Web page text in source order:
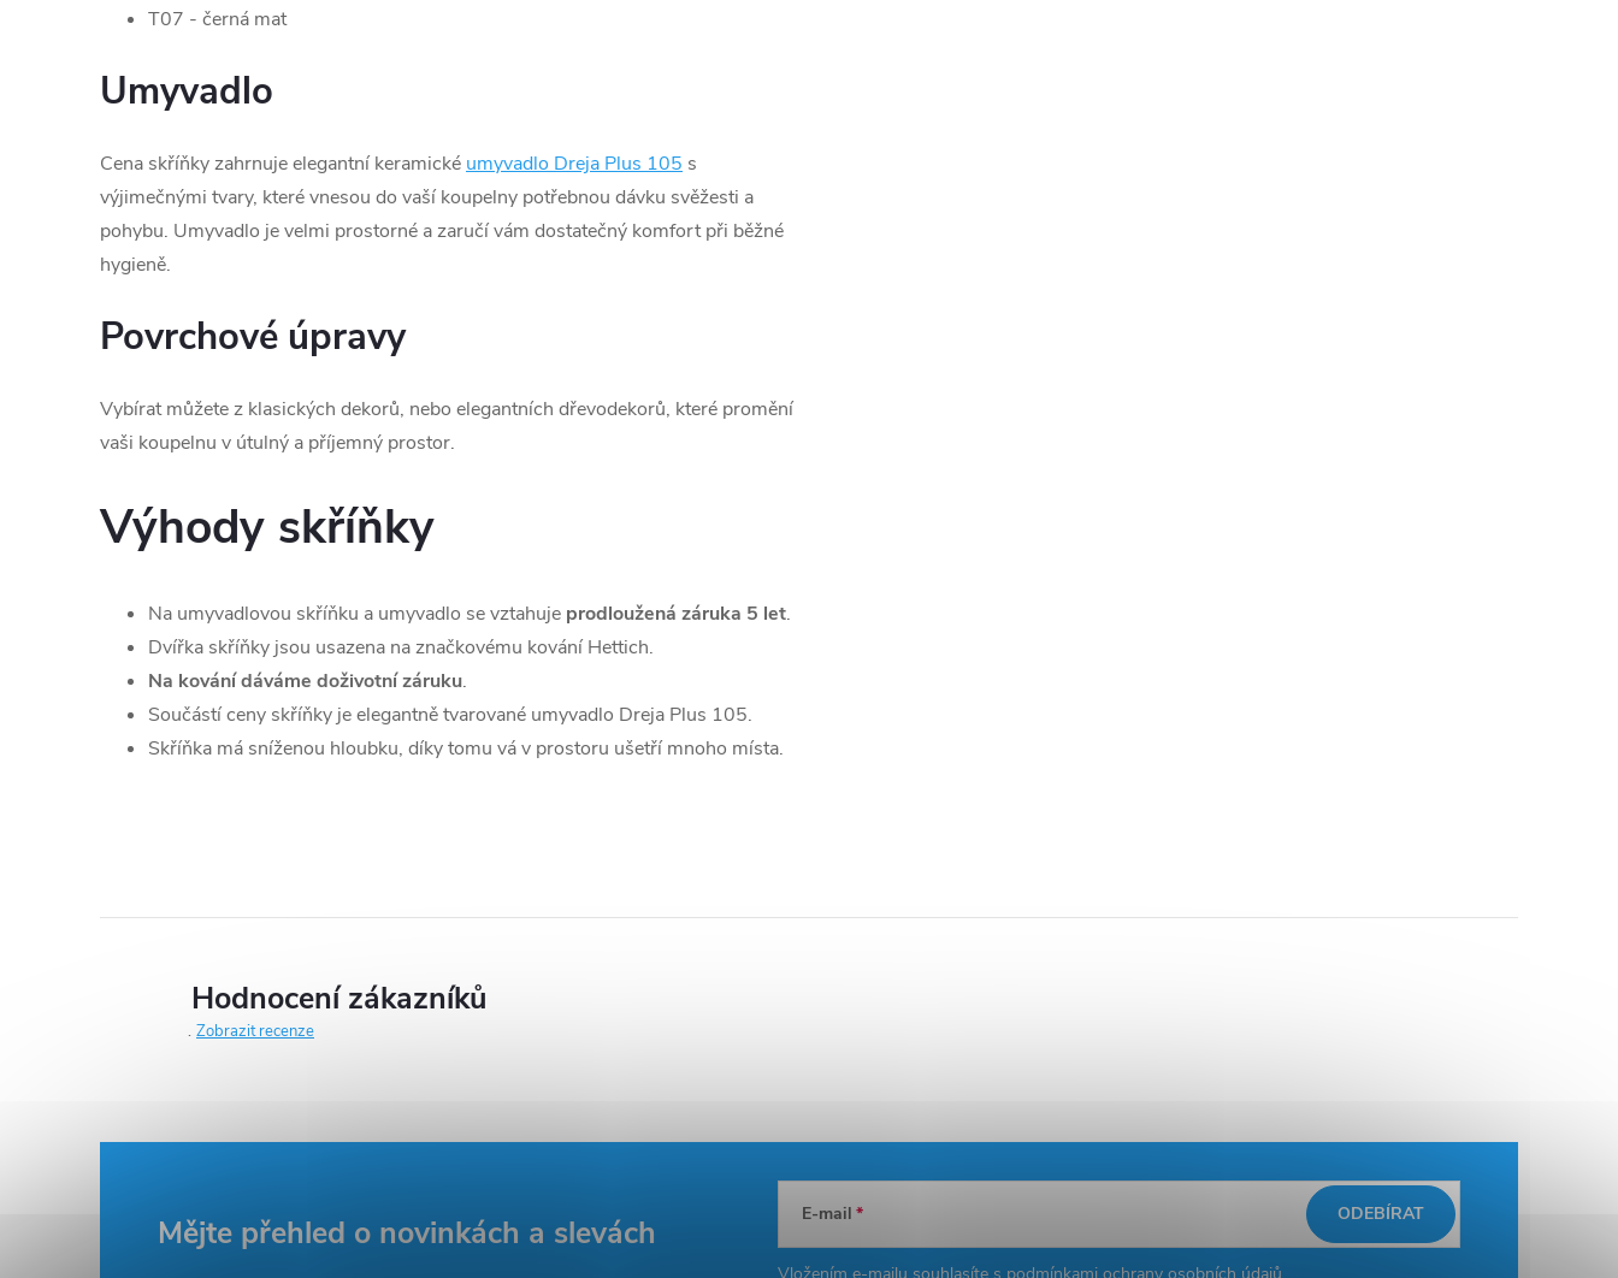
T07 - černá mat
Umyvadlo
Cena skříňky zahrnuje elegantní keramické umyvadlo Dreja Plus 105 s
výjimečnými tvary, které vnesou do vaší koupelny potřebnou dávku svěžesti a
pohybu. Umyvadlo je velmi prostorné a zaručí vám dostatečný komfort při běžné
hygieně.
Povrchové úpravy
Vybírat můžete z klasických dekorů, nebo elegantních dřevodekorů, které promění
vaši koupelnu v útulný a příjemný prostor.
Výhody skříňky
Na umyvadlovou skříňku a umyvadlo se vztahuje prodloužená záruka 5 let.
Dvířka skříňky jsou usazena na značkovému kování Hettich.
Na kování dáváme doživotní záruku.
Součástí ceny skříňky je elegantně tvarované umyvadlo Dreja Plus 105.
Skříňka má sníženou hloubku, díky tomu vá v prostoru ušetří mnoho místa.
Hodnocení zákazníků
Zobrazit recenze
Mějte přehled o novinkách a slevách E-mail ODEBÍRAT